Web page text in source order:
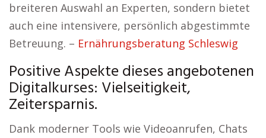
breiteren Auswahl an Experten, sondern bietet
auch eine intensivere, persönlich abgestimmte
Betreuung. – Ernährungsberatung Schleswig
Positive Aspekte dieses angebotenen
Digitalkurses: Vielseitigkeit,
Zeitersparnis.
Dank moderner Tools wie Videoanrufen, Chats